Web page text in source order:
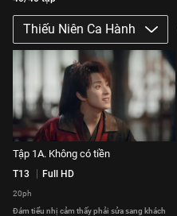
Thiếu Niên Ca Hành
Tập 1A. Không có tiền
T13 Full HD
20ph
Đám tiểu nhị cảm thấy phải sửa sang khách